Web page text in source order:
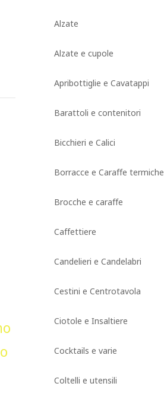
Alzate
Alzate e cupole
Apribottiglie e Cavatappi
Barattoli e contenitori
Bicchieri e Calici
Borracce e Caraffe termiche
Brocche e caraffe
Caffettiere
Candelieri e Candelabri
Cestini e Centrotavola
Ciotole e Insaltiere
Cocktails e varie
Coltelli e utensili